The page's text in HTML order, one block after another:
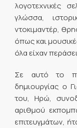
λογοτεχνικές
γλώσσα,
ντοκιμαντέρ,
όπως και
όλα είχαν
Σε αυτό το
δημιουργίας ο
του, Ηρώ,
αριθμού
επιτευγμάτων,